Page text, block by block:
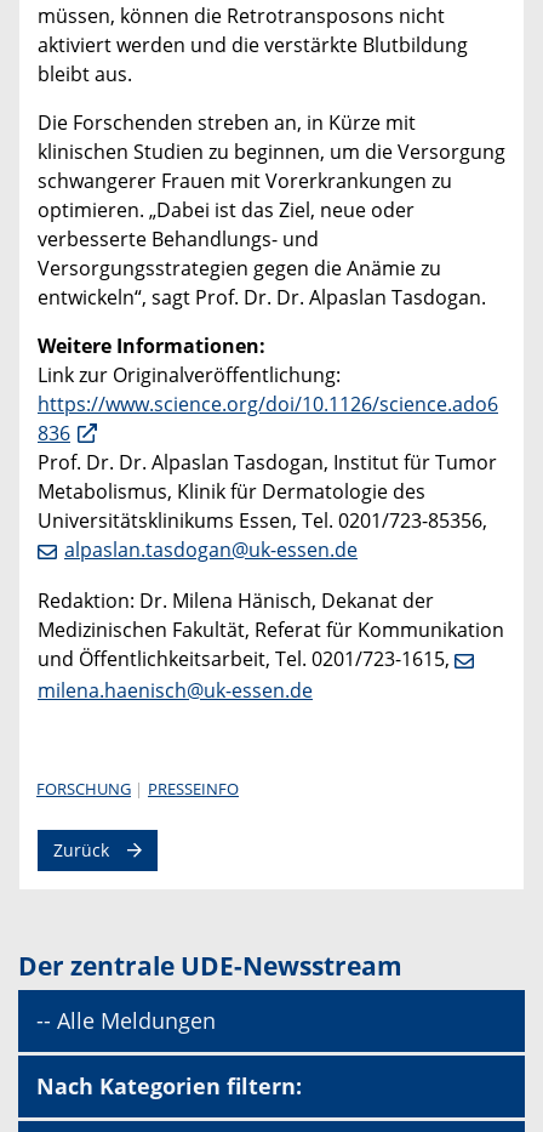
müssen, können die Retrotransposons nicht
aktiviert werden und die verstärkte Blutbildung
bleibt aus.
Die Forschenden streben an, in Kürze mit
klinischen Studien zu beginnen, um die Versorgung
schwangerer Frauen mit Vorerkrankungen zu
optimieren. „Dabei ist das Ziel, neue oder
verbesserte Behandlungs- und
Versorgungsstrategien gegen die Anämie zu
entwickeln“, sagt Prof. Dr. Dr. Alpaslan Tasdogan.
Weitere Informationen:
Link zur Originalveröffentlichung:
https://www.science.org/doi/10.1126/science.ado6
836
Prof. Dr. Dr. Alpaslan Tasdogan, Institut für Tumor
Metabolismus, Klinik für Dermatologie des
Universitätsklinikums Essen, Tel. 0201/723-85356,
alpaslan.tasdogan@uk-essen.de
Redaktion: Dr. Milena Hänisch, Dekanat der
Medizinischen Fakultät, Referat für Kommunikation
und Öffentlichkeitsarbeit, Tel. 0201/723-1615,
milena.haenisch@uk-essen.de
FORSCHUNG PRESSEINFO
Zurück
Der zentrale UDE-Newsstream
-- Alle Meldungen
Nach Kategorien filtern: